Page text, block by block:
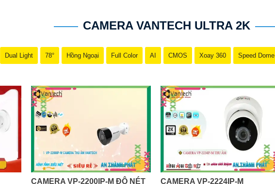
CAMERA VANTECH ULTRA 2K
Dual Light 78° Hồng Ngoại Full Color AI CMOS Xoay 360 Speed Dome
CAMERA VP-2200IP-M ĐỘ NÉT
CAMERA VP-2224IP-M